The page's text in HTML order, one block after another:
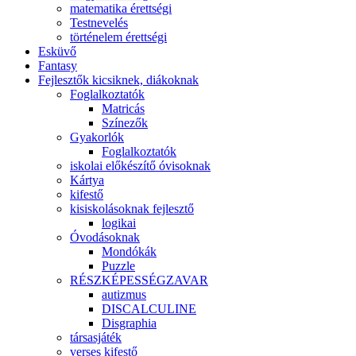
matematika érettségi
Testnevelés
történelem érettségi
Esküvő
Fantasy
Fejlesztők kicsiknek, diákoknak
Foglalkoztatók
Matricás
Színezők
Gyakorlók
Foglalkoztatók
iskolai előkészítő óvisoknak
Kártya
kifestő
kisiskolásoknak fejlesztő
logikai
Óvodásoknak
Mondókák
Puzzle
RÉSZKÉPESSÉGZAVAR
autizmus
DISCALCULINE
Disgraphia
társasjáték
verses kifestő